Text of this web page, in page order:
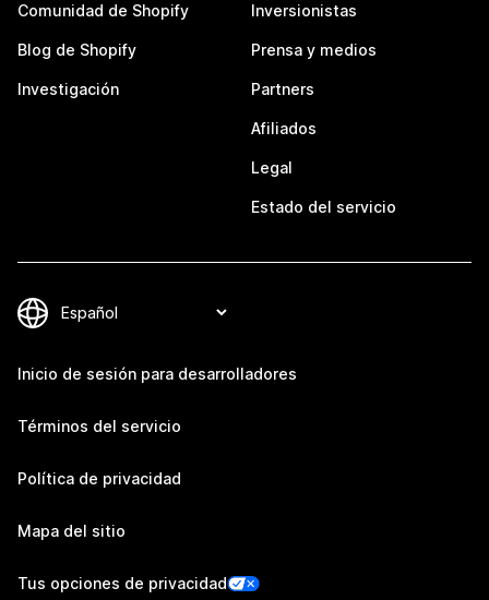
Comunidad de Shopify
Blog de Shopify
Investigación
Inversionistas
Prensa y medios
Partners
Afiliados
Legal
Estado del servicio
Inicio de sesión para desarrolladores
Términos del servicio
Política de privacidad
Mapa del sitio
Tus opciones de privacidad